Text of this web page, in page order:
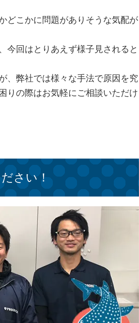
どこかに問題がありそうな気配が
今回はとりあえず様子見されると
、弊社では様々な手法で原因を究
りの際はお気軽にご相談いただけ
さい！